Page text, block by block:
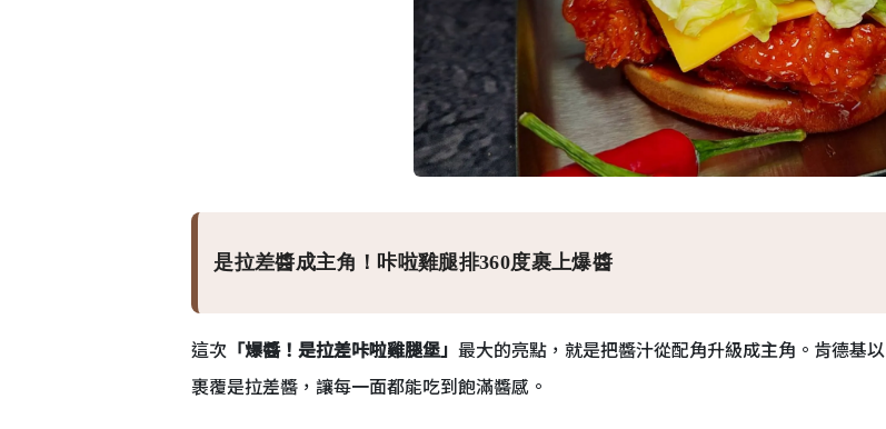
是拉差醬成主角！咔啦雞腿排360度裹上爆醬
這次 「爆醬！是拉差咔啦雞腿堡」 最大的亮點，就是把醬汁從配角升級成主角。肯德基以
裹覆是拉差醬，讓每一面都能吃到飽滿醬感。